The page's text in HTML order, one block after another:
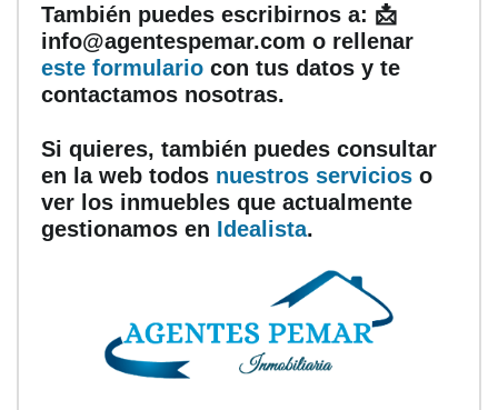
También puedes escribirnos a: 📩
info@agentespemar.com o rellenar
este formulario con tus datos y te
contactamos nosotras.
Si quieres, también puedes consultar
en la web todos nuestros servicios o
ver los inmuebles que actualmente
gestionamos en Idealista.